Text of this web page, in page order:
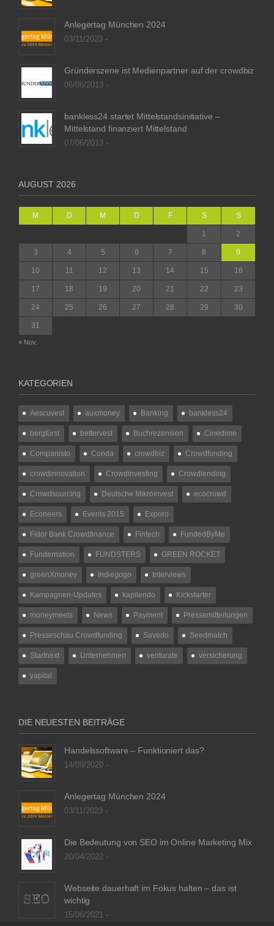
Anlegertag München 2024
03/11/2023 -
Gründerszene ist Medienpartner auf der crowdbiz
06/06/2013 -
bankless24 startet Mittelstandsinitiative –
Mittelstand finanziert Mittelstand
07/06/2013 -
AUGUST 2026
M D M D F S S
1 2
3 4 5 6 7 8 9
10 11 12 13 14 15 16
17 18 19 20 21 22 23
24 25 26 27 28 29 30
31
« Nov.
KATEGORIEN
Aescuvest auxmoney Banking bankless24
bergfürst bettervest Buchrezension Cinedime
Companisto Conda crowdbiz Crowdfunding
crowdinnovation Crowdinvesting Crowdlending
Crowdsourcing Deutsche Mikroinvest ecocrowd
Econeers Events 2015 Exporo
Fidor Bank Crowdfinance Fintech FundedByMe
Fundernation FUNDSTERS GREEN ROCKET
greenXmoney Indiegogo Interviews
Kampagnen-Updates kapilendo Kickstarter
moneymeets News Payment Pressemitteilungen
Presseschau Crowdfunding Savedo Seedmatch
Startnext Unternehmen venturate versicherung
yapital
DIE NEUESTEN BEITRÄGE
Handelssoftware – Funktioniert das?
14/09/2020 -
Anlegertag München 2024
03/11/2023 -
Die Bedeutung von SEO im Online Marketing Mix
20/04/2022 -
Webseite dauerhaft im Fokus halten – das ist
wichtig
15/06/2021 -